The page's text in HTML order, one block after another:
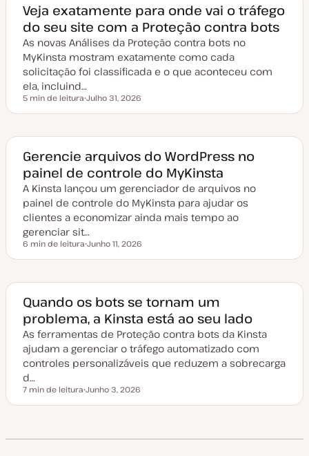
Veja exatamente para onde vai o tráfego
do seu site com a Proteção contra bots
As novas Análises da Proteção contra bots no
MyKinsta mostram exatamente como cada
solicitação foi classificada e o que aconteceu com
ela, incluind…
Tempo de leitura
5 min de leitura
a
e
a
u
a
i
z
a
ç
ã
o
Julho 31, 2026
Gerencie arquivos do WordPress no
painel de controle do MyKinsta
A Kinsta lançou um gerenciador de arquivos no
painel de controle do MyKinsta para ajudar os
clientes a economizar ainda mais tempo ao
gerenciar sit…
Tempo de leitura
6 min de leitura
a
e
a
t
u
a
i
z
a
ã
o
Junho 11, 2026
Quando os bots se tornam um
problema, a Kinsta está ao seu lado
As ferramentas de Proteção contra bots da Kinsta
ajudam a gerenciar o tráfego automatizado com
controles personalizáveis que reduzem a sobrecarga
d…
Tempo de leitura
7 min de leitura
a
e
Junho 3, 2026